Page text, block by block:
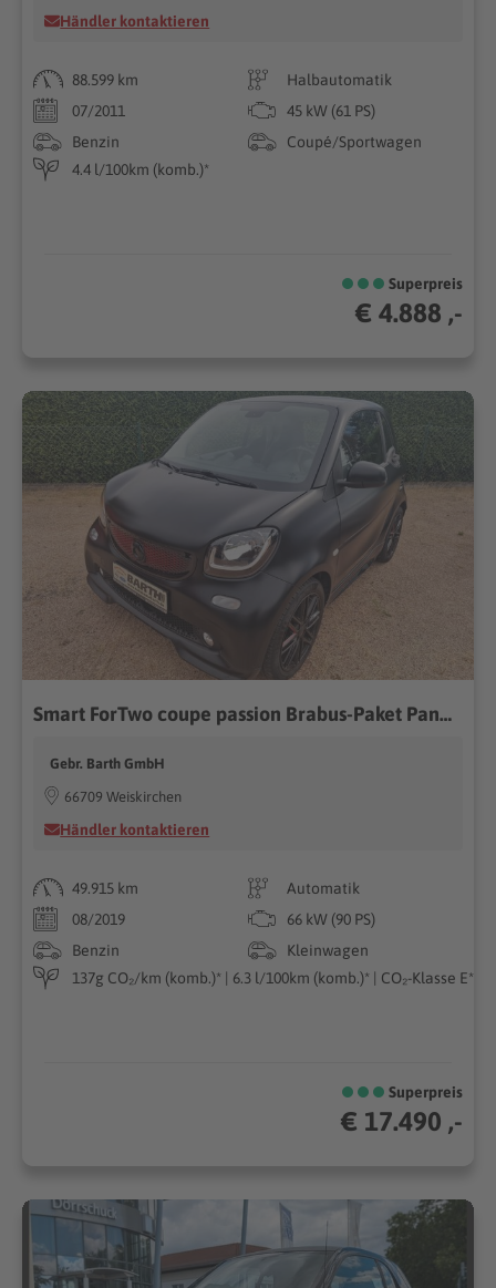
Händler kontaktieren
88.599 km
Halbautomatik
07/2011
45 kW (61 PS)
Benzin
Coupé/Sportwagen
4.4 l/100km (komb.)*
Superpreis
€ 4.888 ,-
Smart ForTwo coupe passion Brabus-Paket Panorama Navi
Gebr. Barth GmbH
66709 Weiskirchen
Händler kontaktieren
49.915 km
Automatik
08/2019
66 kW (90 PS)
Benzin
Kleinwagen
137g CO₂/km (komb.)* | 6.3 l/100km (komb.)* | CO₂-Klasse E*
Superpreis
€ 17.490 ,-